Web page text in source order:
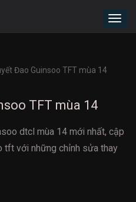
Đao Guinsoo TFT mùa 14
TFT mùa 14
dtcl mùa 14 mới nhất, cập
tft với những chỉnh sửa thay